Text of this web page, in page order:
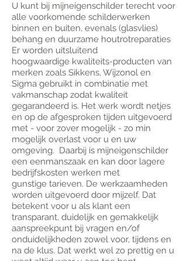
U kunt bij mijneigenschilder terecht voor
alle voorkomende schilderwerken
binnen en buiten, evenals (glasvlies)
behang en duurzame houtrotreparaties
Er worden uitsluitend
hoogwaardige kwaliteits-producten van
merken zoals Sikkens, Wijzonol en
Sigma gebruikt in combinatie met
vakmanschap zodat kwaliteit
gegarandeerd is. Het werk wordt netjes
en op de afgesproken tijden uitgevoerd
met - voor zover mogelijk - zo min
mogelijk overlast voor u en uw
omgeving. Daarbij is mijneigenschilder
een eenmanszaak en kan door lagere
bedrijfskosten werken met
gunstige tarieven. De werkzaamheden
worden uitgevoerd door mijzelf. Dat
betekent voor u als klant een
transparant, duidelijk en gemakkelijk
aanspreekpunt bij vragen en/of
onduidelijkheden zowel voor, tijdens en
na de klus. Dat werkt wel zo prettig en u